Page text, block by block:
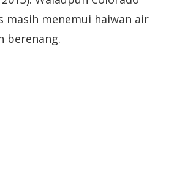
masih menemui haiwan air
berenang.